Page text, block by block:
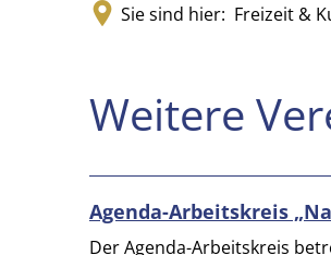
Sie sind hier: Freizeit &
WeitereWeitere
Agenda-Arbeitskreis
Der Agenda-Arbeitskreis